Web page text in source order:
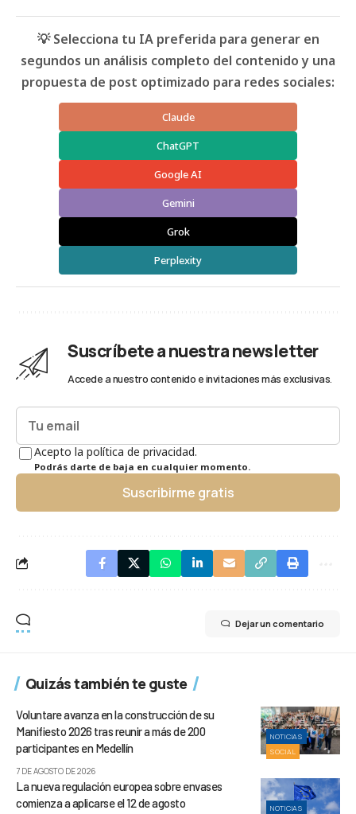
💡 Selecciona tu IA preferida para generar en
segundos un análisis completo del contenido y una
propuesta de post optimizado para redes sociales:
Claude
ChatGPT
Google AI
Gemini
Grok
Perplexity
Suscríbete a nuestra newsletter
Accede a nuestro contenido e invitaciones más exclusivas.
Acepto la política de privacidad.
Podrás darte de baja en cualquier momento.
Suscribirme gratis
Dejar un comentario
Quizás también te guste
NOTICIAS
SOCIAL
Voluntare avanza en la construcción de su
Manifiesto 2026 tras reunir a más de 200
participantes en Medellín
7 DE AGOSTO DE 2026
NOTICIAS
La nueva regulación europea sobre envases
comienza a aplicarse el 12 de agosto